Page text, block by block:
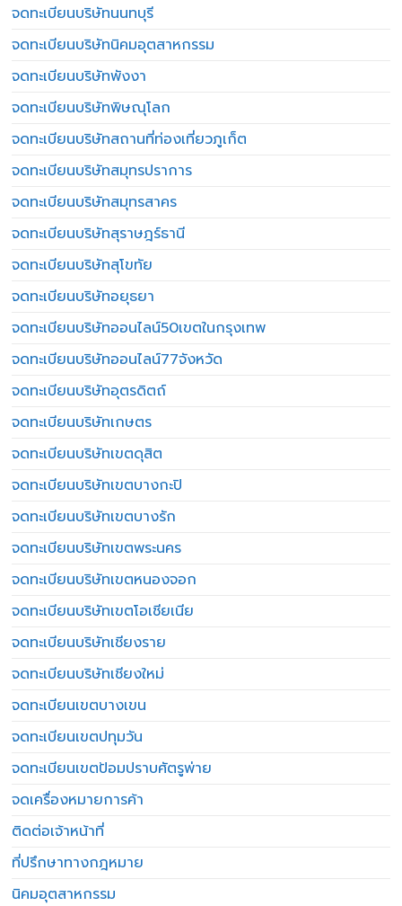
จดทะเบียนบริษัทนนทบุรี
จดทะเบียนบริษัทนิคมอุตสาหกรรม
จดทะเบียนบริษัทพังงา
จดทะเบียนบริษัทพิษณุโลก
จดทะเบียนบริษัทสถานที่ท่องเที่ยวภูเก็ต
จดทะเบียนบริษัทสมุทรปราการ
จดทะเบียนบริษัทสมุทรสาคร
จดทะเบียนบริษัทสุราษฎร์ธานี
จดทะเบียนบริษัทสุโขทัย
จดทะเบียนบริษัทอยุธยา
จดทะเบียนบริษัทออนไลน์50เขตในกรุงเทพ
จดทะเบียนบริษัทออนไลน์77จังหวัด
จดทะเบียนบริษัทอุตรดิตถ์
จดทะเบียนบริษัทเกษตร
จดทะเบียนบริษัทเขตดุสิต
จดทะเบียนบริษัทเขตบางกะปิ
จดทะเบียนบริษัทเขตบางรัก
จดทะเบียนบริษัทเขตพระนคร
จดทะเบียนบริษัทเขตหนองจอก
จดทะเบียนบริษัทเขตโอเชียเนีย
จดทะเบียนบริษัทเชียงราย
จดทะเบียนบริษัทเชียงใหม่
จดทะเบียนเขตบางเขน
จดทะเบียนเขตปทุมวัน
จดทะเบียนเขตป้อมปราบศัตรูพ่าย
จดเครื่องหมายการค้า
ติดต่อเจ้าหน้าที่
ที่ปรึกษาทางกฎหมาย
นิคมอุตสาหกรรม